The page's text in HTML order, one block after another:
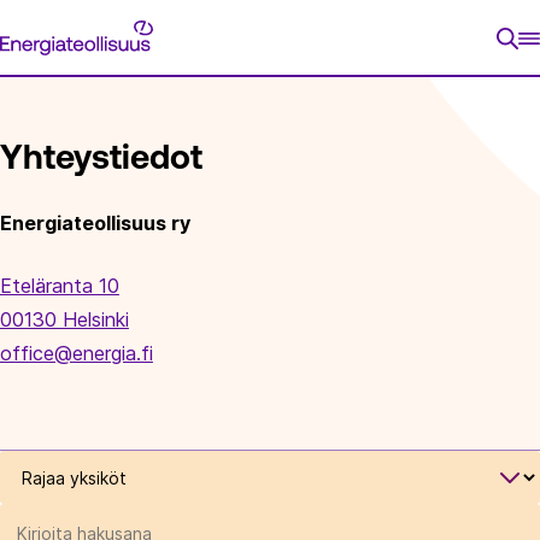
suoraan
Energiateollisuus
ETUSIVU
Yhteystiedot
Energiateollisuus ry
Eteläranta 10
00130 Helsinki
office@energia.fi